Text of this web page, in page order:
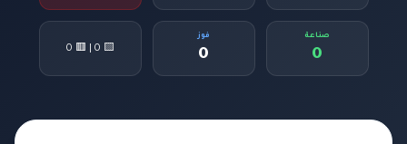
صناعة
0
فوز
0
🟨 0 | 🟥 0